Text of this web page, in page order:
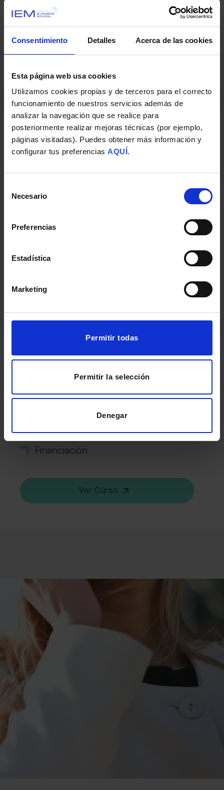
Consentimiento Detalles Acerca de las cookies
Esta página web usa cookies
Utilizamos cookies propias y de terceros para el correcto
funcionamiento de nuestros servicios además de
analizar la navegación que se realice para
posteriormente realizar mejoras técnicas (por ejemplo,
páginas visitadas). Puedes obtener más información y
configurar tus preferencias AQUÍ.
Necesario
Preferencias
Estadística
Marketing
Permitir todas
Permitir la selección
Denegar
Financiación
Ver Máster
Redes Sociales
Comienza tu carrera como Community
Manager.
Presencial o Streaming
Redes Sociales Avanzado
Conviértete en Social Media Manager.
Financiación
Ver Curso